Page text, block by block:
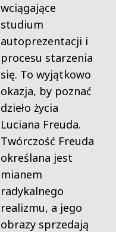
wciągające
studium
autoprezentacji i
procesu starzenia
się. To wyjątkowo
okazja, by poznać
dzieło życia
Luciana Freuda.
Twórczość Freuda
określana jest
mianem
radykalnego
realizmu, a jego
obrazy sprzedają